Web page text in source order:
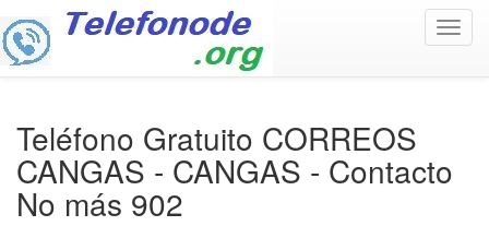
Teléfono Gratuito CORREOS
CANGAS - CANGAS - Contacto
No más 902